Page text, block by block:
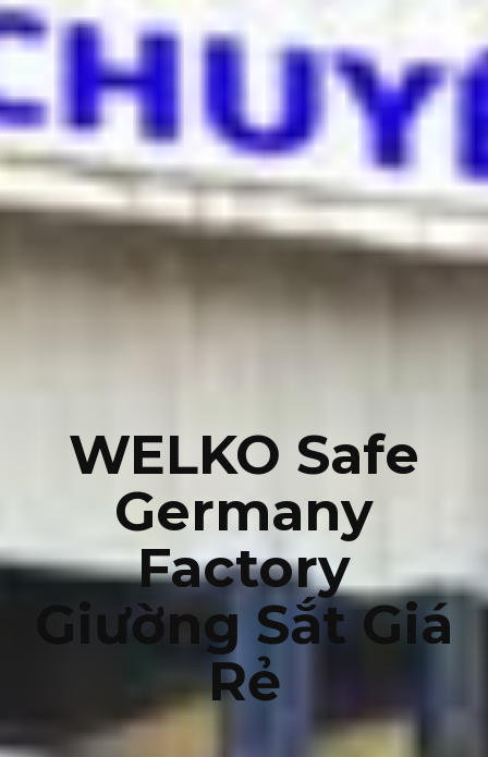
WELKO Safe
Germany
Factory
Giường Sắt Giá
Rẻ